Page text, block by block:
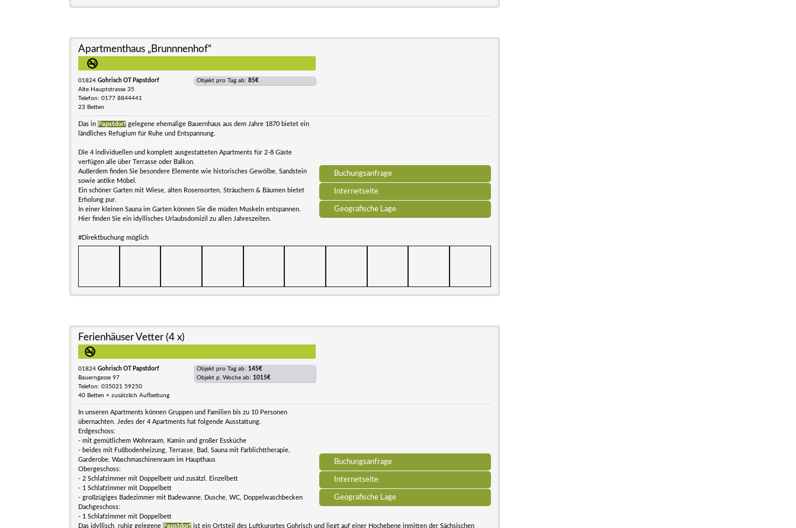
Buchungsanfrage
Internetseite
Geografische Lage
Apartmenthaus „Brunnnenhof“
01824 Gohrisch OT Papstdorf
Alte Hauptstrasse 35
Telefon: 0177 8844441
23 Betten
Objekt pro Tag ab: 85€
Das in Papstdorf gelegene ehemalige Bauernhaus aus dem Jahre 1870 bietet ein
ländliches Refugium für Ruhe und Entspannung.
Die 4 individuellen und komplett ausgestatteten Apartments für 2-8 Gäste
verfügen alle über Terrasse oder Balkon.
Außerdem finden Sie besondere Elemente wie historisches Gewölbe, Sandstein
sowie antike Möbel.
Ein schöner Garten mit Wiese, alten Rosensorten, Sträuchern & Bäumen bietet
Erholung pur.
In einer kleinen Sauna im Garten können Sie die müden Muskeln entspannen.
Hier finden Sie ein idyllisches Urlaubsdomizil zu allen Jahreszeiten.
#Direktbuchung möglich
Buchungsanfrage
Internetseite
Geografische Lage
Ferienhäuser Vetter (4 x)
01824 Gohrisch OT Papstdorf
Bauerngasse 97
Telefon: 035021 59250
40 Betten + zusätzlich Aufbettung
Objekt pro Tag ab: 145€
Objekt p. Woche ab: 1015€
In unseren Apartments können Gruppen und Familien bis zu 10 Personen
übernachten. Jedes der 4 Apartments hat folgende Ausstattung.
Erdgeschoss:
- mit gemütlichem Wohnraum, Kamin und großer Essküche
- beides mit Fußbodenheizung, Terrasse, Bad, Sauna mit Farblichttherapie,
Garderobe, Waschmaschinenraum im Haupthaus
Obergeschoss:
- 2 Schlafzimmer mit Doppelbett und zusätzl. Einzelbett
- 1 Schlafzimmer mit Doppelbett
- großzügiges Badezimmer mit Badewanne, Dusche, WC, Doppelwaschbecken
Dachgeschoss:
- 1 Schlafzimmer mit Doppelbett
Das idyllisch, ruhig gelegene Papstdorf ist ein Ortsteil des Luftkurortes Gohrisch und liegt auf einer Hochebene inmitten der Sächsischen